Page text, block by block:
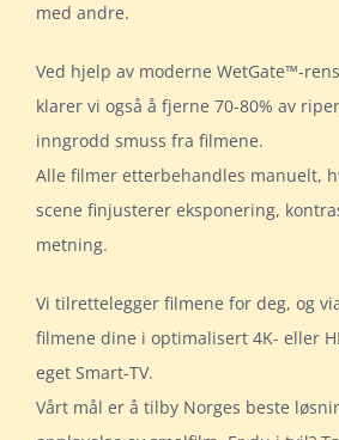
med andre.
Ved hjelp av moderne WetGate™-
klarer vi også å fjerne 70-80% av
inngrodd smuss fra filmene.
Alle filmer etterbehandles manuelt,
scene finjusterer eksponering,
metning.
Vi tilrettelegger filmene for deg, og
filmene dine i optimalisert 4K- eller
eget Smart-TV.
Vårt mål er å tilby Norges beste